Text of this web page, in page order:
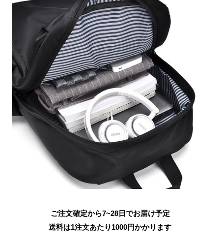
ご注文確定から7~28日でお届け予定
送料は1注文あたり 1000円かかります